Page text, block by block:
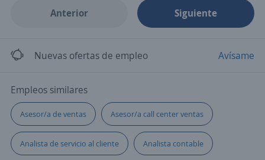
Anterior Siguiente
Nuevas ofertas de empleo Avísame
Empleos similares
Asesor/a de ventas Asesor/a call center ventas
Analista de servicio al cliente Analista contable